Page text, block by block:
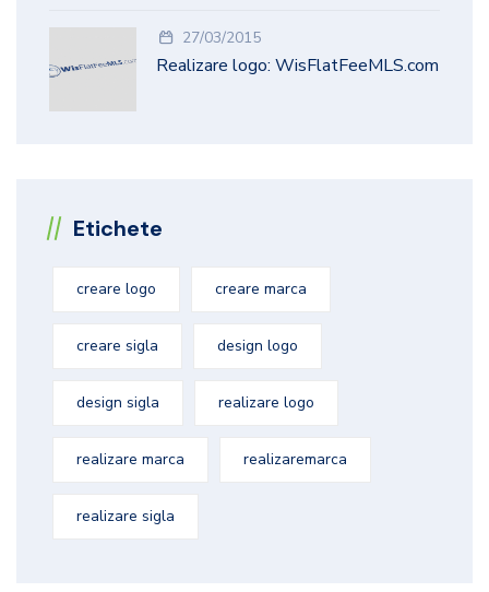
27/03/2015
Realizare logo: WisFlatFeeMLS.com
Etichete
creare logo creare marca
creare sigla design logo
design sigla realizare logo
realizare marca realizaremarca
realizare sigla